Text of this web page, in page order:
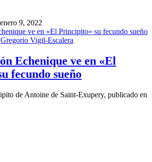
enero 9, 2022
Gregorio Vigil-Escalera
Echenique ve en «El
fecundo sueño
de Antoine de Saint-Exupery, publicado en